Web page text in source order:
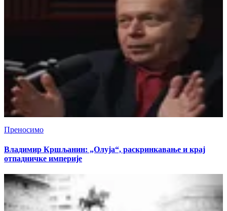
Преносимо
Владимир Кршљанин: „Олуја“, раскринкавање и крај
отпадничке империје